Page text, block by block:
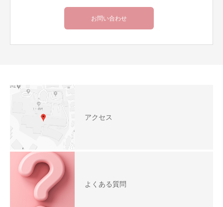
お問い合わせ
アクセス
よくある質問